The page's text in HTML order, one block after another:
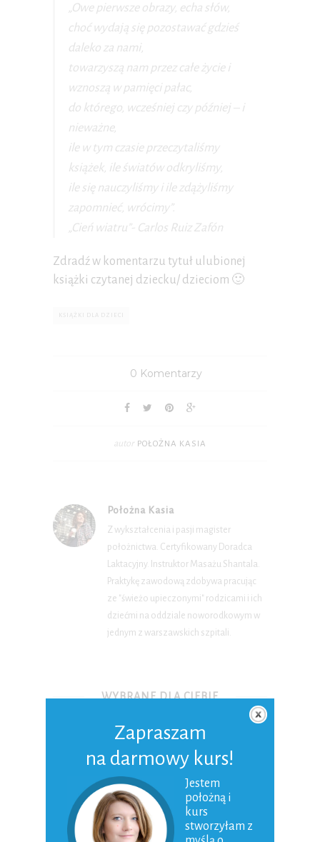
„Owe pierwsze obrazy, echa słów,
choć wydają się pozostawać gdzieś
daleko za nami,
towarzyszą nam przez całe życie i
wznoszą w pamięci pałac,
do którego, wcześniej czy później – i
nieważne,
ile w tym czasie przeczytaliśmy
książek, ile światów odkryliśmy,
ile się nauczyliśmy i ile zdążyliśmy
zapomnieć, wrócimy”.
„Cień wiatru”- Carlos Ruiz Zafón
Zdradź w komentarzu tytuł ulubionej
książki czytanej dziecku/ dzieciom 🙂
KSIĄŻKI DLA DZIECI
0 Komentarzy
autor POŁOŻNA KASIA
Położna Kasia
Z wykształcenia i pasji magister
położnictwa. Certyfikowany Doradca
Laktacyjny. Instruktor Masażu Shantala.
Praktykę zawodową zdobywa pracując
ze "świeżo upieczonymi" rodzicami i ich
dziećmi na oddziale noworodkowym w
jednym z warszawskich szpitali.
WYBRANE DLA CIEBIE
Zapraszam
na darmowy kurs!
Jestem
położną i
kurs
stworzyłam z